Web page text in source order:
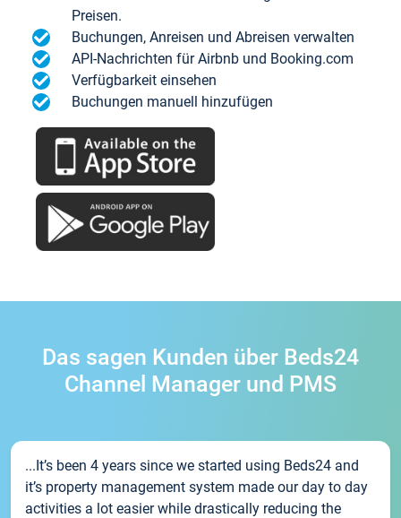
Preisen.
Buchungen, Anreisen und Abreisen verwalten
API-Nachrichten für Airbnb und Booking.com
Verfügbarkeit einsehen
Buchungen manuell hinzufügen
Das sagen Kunden über Beds24
Channel Manager und PMS
...It’s been 4 years since we started using Beds24 and
it’s property management system made our day to day
activities a lot easier while drastically reducing the